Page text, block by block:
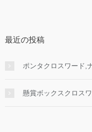
最近の投稿
ポンタクロスワード,
懸賞ボックスクロス